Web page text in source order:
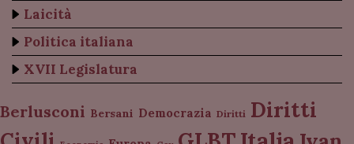
Laicità
Politica italiana
XVII Legislatura
Berlusconi Bersani Democrazia Diritti Diritti